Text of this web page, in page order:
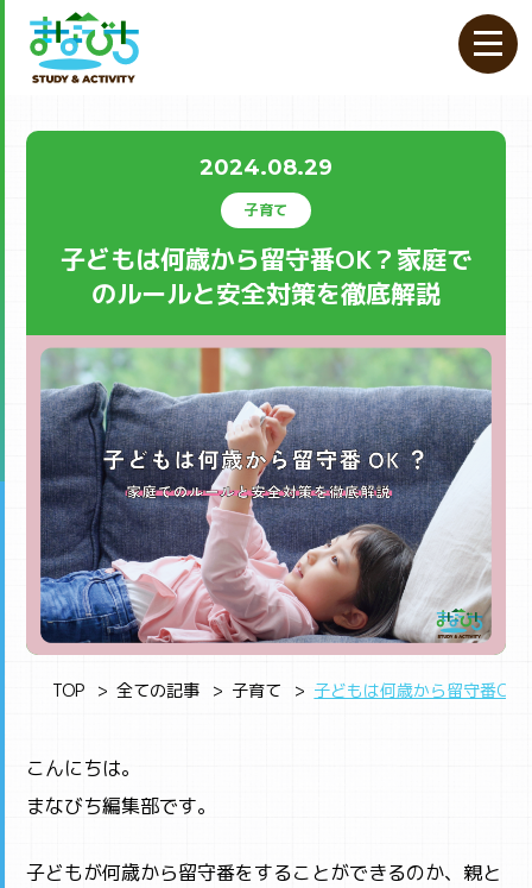
2024.08.29
子育て
子どもは何歳から留守番OK？家庭で
のルールと安全対策を徹底解説
TOP 全ての記事 子育て 子どもは何歳から留守番OK
こんにちは。
まなびち編集部です。
子どもが何歳から留守番をすることができるのか、親と